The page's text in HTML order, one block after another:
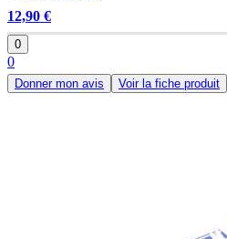
12,90 €
0
0
Donner mon avis Voir la fiche produit